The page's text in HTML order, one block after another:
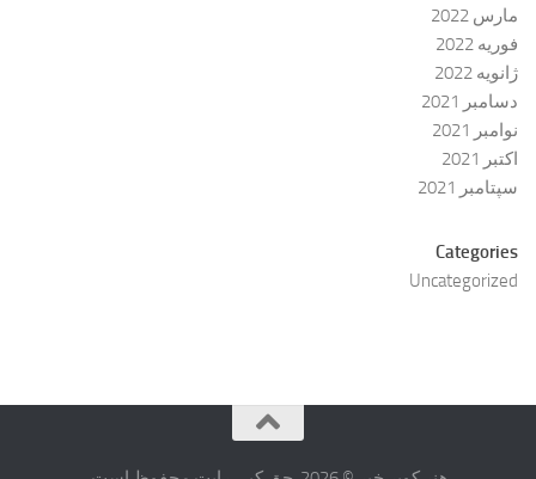
مارس 2022
فوریه 2022
ژانویه 2022
دسامبر 2021
نوامبر 2021
اکتبر 2021
سپتامبر 2021
Categories
Uncategorized